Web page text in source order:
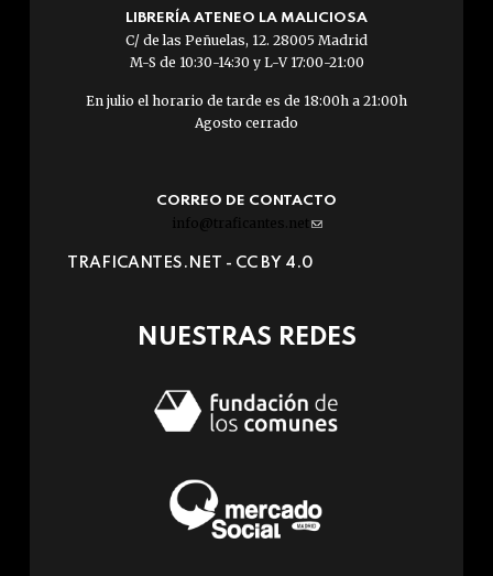
LIBRERÍA ATENEO LA MALICIOSA
C/ de las Peñuelas, 12. 28005 Madrid
M-S de 10:30-14:30 y L-V 17:00-21:00
En julio el horario de tarde es de 18:00h a 21:00h
Agosto cerrado
CORREO DE CONTACTO
info@traficantes.net (link
e-
TRAFICANTES.NET - CC BY 4.0
NUESTRAS REDES